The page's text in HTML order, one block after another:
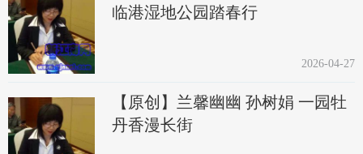
临港湿地公园踏春行
2026-04-27
【原创】兰馨幽幽 孙树娟 一园牡
丹香漫长街